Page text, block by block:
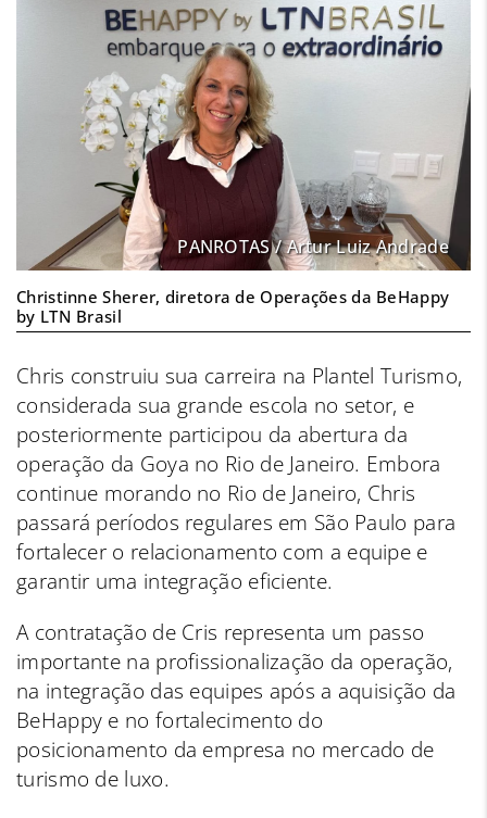
PANROTAS / Artur Luiz Andrade
Christinne Sherer, diretora de Operações da BeHappy
by LTN Brasil
Chris construiu sua carreira na Plantel Turismo,
considerada sua grande escola no setor, e
posteriormente participou da abertura da
operação da Goya no Rio de Janeiro. Embora
continue morando no Rio de Janeiro, Chris
passará períodos regulares em São Paulo para
fortalecer o relacionamento com a equipe e
garantir uma integração eficiente.
A contratação de Cris representa um passo
importante na profissionalização da operação,
na integração das equipes após a aquisição da
BeHappy e no fortalecimento do
posicionamento da empresa no mercado de
turismo de luxo.